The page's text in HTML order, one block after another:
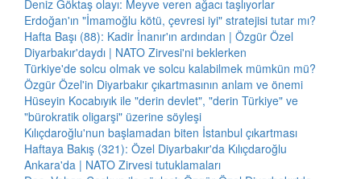
Deniz Göktaş olayı: Meyve veren ağacı taşlıyorlar
Erdoğan'ın "İmamoğlu kötü, çevresi iyi" stratejisi tutar mı?
Hafta Başı (88): Kadir İnanır'ın ardından | Özgür Özel
Diyarbakır'daydı | NATO Zirvesi'ni beklerken
Türkiye'de solcu olmak ve solcu kalabilmek mümkün mü?
Özgür Özel'in Diyarbakır çıkartmasının anlam ve önemi
Hüseyin Kocabıyık ile "derin devlet", "derin Türkiye" ve
"bürokratik oligarşi" üzerine söyleşi
Kılıçdaroğlu'nun başlamadan biten İstanbul çıkartması
Haftaya Bakış (321): Özel Diyarbakır'da Kılıçdaroğlu
Ankara'da | NATO Zirvesi tutuklamaları